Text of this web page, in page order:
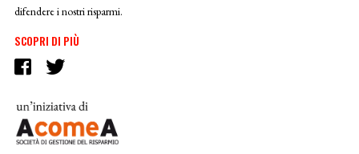
difendere i nostri risparmi.
SCOPRI DI PIÙ